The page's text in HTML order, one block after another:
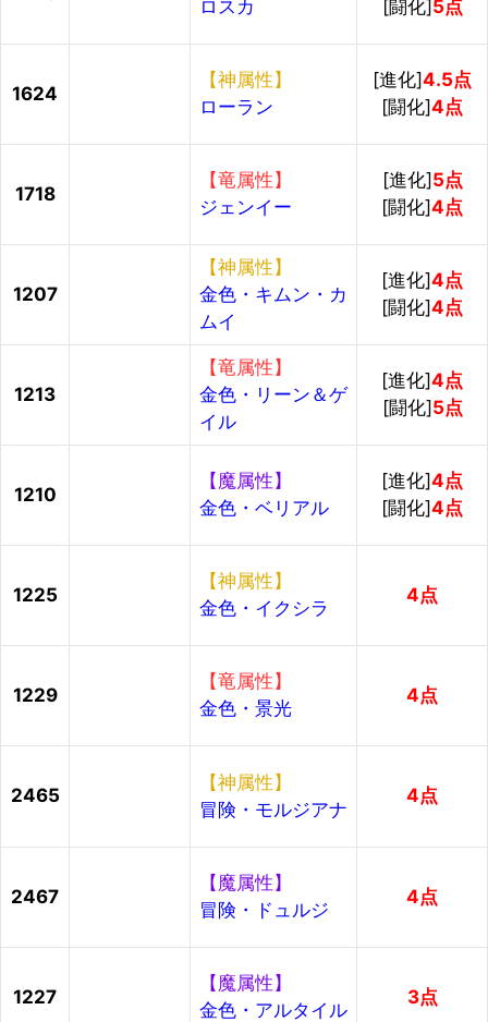
ロスカ [闘化] 5点
1624
【神属性】
ローラン
[進化]4.5点
[闘化]4点
1718
【竜属性】
ジェンイー
[進化]5点
[闘化]4点
1207
【神属性】
金色・キムン・カ
ムイ
[進化]4点
[闘化]4点
1213
【竜属性】
金色・リーン＆ゲ
イル
[進化]4点
[闘化]5点
1210
【魔属性】
金色・ベリアル
[進化]4点
[闘化]4点
1225
【神属性】
金色・イクシラ
4点
1229
【竜属性】
金色・景光
4点
2465
【神属性】
冒険・モルジアナ
4点
2467
【魔属性】
冒険・ドュルジ
4点
1227
【魔属性】
金色・アルタイル
3点